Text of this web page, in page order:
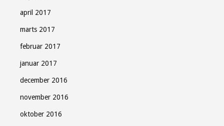
april 2017
marts 2017
februar 2017
januar 2017
december 2016
november 2016
oktober 2016